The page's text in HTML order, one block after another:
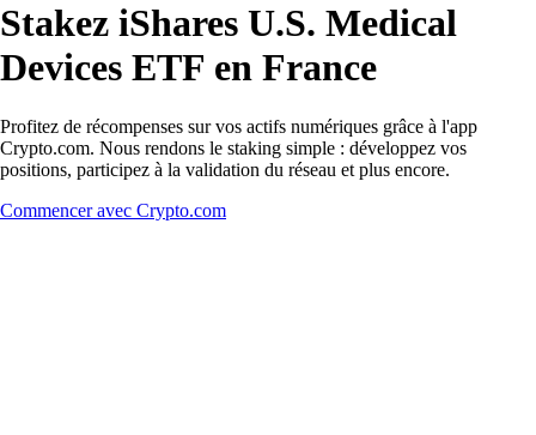
Stakez iShares U.S. Medical
Devices ETF en France
Profitez de récompenses sur vos actifs numériques grâce à l'app
Crypto.com. Nous rendons le staking simple : développez vos
positions, participez à la validation du réseau et plus encore.
Commencer avec Crypto.com